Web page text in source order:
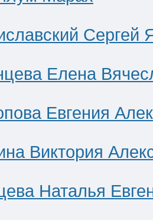
Сергей
Елена
Евгения
Виктория
Наталья